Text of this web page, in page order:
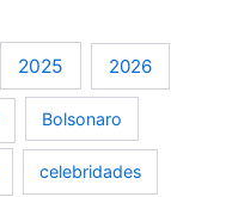
2025 2026
Bolsonaro
celebridades